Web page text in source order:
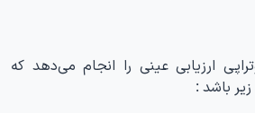
ارزیابی عینی را انجام می‌دهد که
باشد :